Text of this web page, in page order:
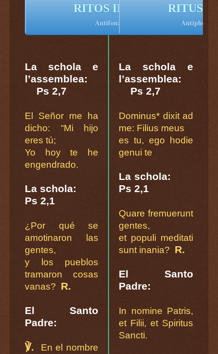
RITOS INICIALES
Antifona e introito
La schola e
l’assemblea:
Ps 2,7
El Señor me ha
dicho: “Mi hijo
eres tú;
Yo hoy te he
engendrado.
La schola:
Ps 2,1
¿Por qué se
amotinaron las
gentes,
y los pueblos
tramaron cosas
vanas? R.
El Santo
Padre:
℣.
En el nombre
RITUS
Antiphona
La schola e
l’assemblea:
Ps 2,7
Dominus* dixit ad
me: Filius meus
es tu, ego hodie
genui te
La schola:
Ps 2,1
Quare fremuerunt
gentes,
et populi meditati
sunt inania? R.
El Santo
Padre:
In nomine Patris,
et Filii, et Spiritus
Sancti.